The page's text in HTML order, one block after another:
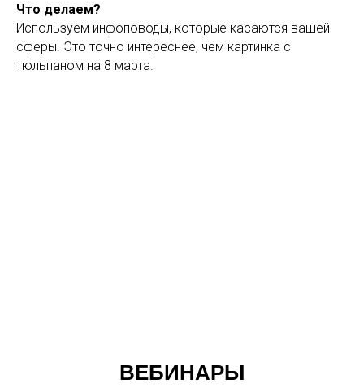
Что делаем?
Используем инфоповоды, которые касаются вашей
сферы. Это точно интереснее, чем картинка с
тюльпаном на 8 марта.
ВЕБИНАРЫ